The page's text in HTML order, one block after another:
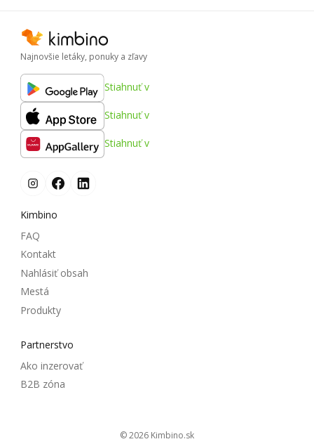
Najnovšie letáky, ponuky a zľavy
Stiahnuť v
Stiahnuť v
Stiahnuť v
Kimbino
FAQ
Kontakt
Nahlásiť obsah
Mestá
Produkty
Partnerstvo
Ako inzerovať
B2B zóna
© 2026 kimbino.sk